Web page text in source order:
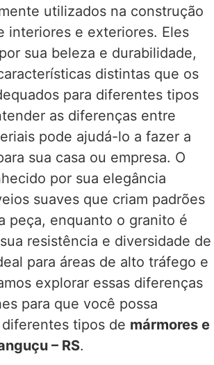
utilizados na construção
interiores e exteriores. Eles
sua beleza e durabilidade,
distintas que os
para diferentes tipos
as diferenças entre
pode ajudá-lo a fazer a
sua casa ou empresa. O
por sua elegância
suaves que criam padrões
peça, enquanto o granito é
resistência e diversidade de
para áreas de alto tráfego e
explorar essas diferenças
para que você possa
tipos de mármores e
– RS.